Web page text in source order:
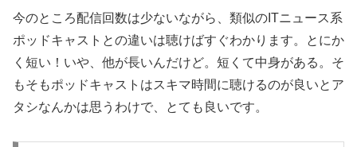
今のところ配信回数は少ないながら、類似のITニュース系
ポッドキャストとの違いは聴けばすぐわかります。とにか
く短い！いや、他が長いんだけど。短くて中身がある。そ
もそもポッドキャストはスキマ時間に聴けるのが良いとア
タシなんかは思うわけで、とても良いです。